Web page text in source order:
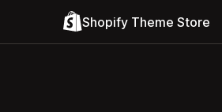
Shopify Theme Store